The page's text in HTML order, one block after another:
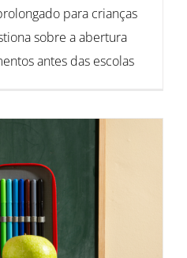
para crianças
sobre a abertura
antes das escolas